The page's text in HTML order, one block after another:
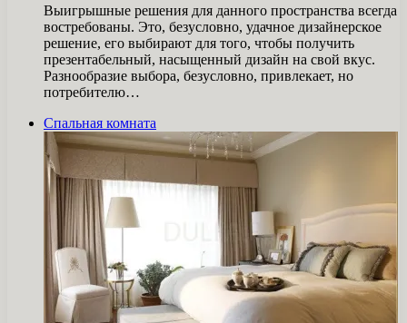
Выигрышные решения для данного пространства всегда
востребованы. Это, безусловно, удачное дизайнерское
решение, его выбирают для того, чтобы получить
презентабельный, насыщенный дизайн на свой вкус.
Разнообразие выбора, безусловно, привлекает, но
потребителю…
Спальная комната